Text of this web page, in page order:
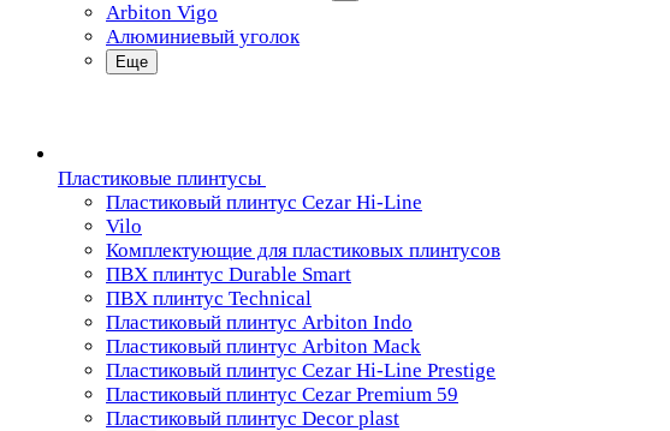
Arbiton Vigo
Алюминиевый уголок
Еще
Пластиковые плинтусы
Пластиковый плинтус Cezar Hi-Line
Vilo
Комплектующие для пластиковых плинтусов
ПВХ плинтус Durable Smart
ПВХ плинтус Technical
Пластиковый плинтус Arbiton Indo
Пластиковый плинтус Arbiton Mack
Пластиковый плинтус Cezar Hi-Line Prestige
Пластиковый плинтус Cezar Premium 59
Пластиковый плинтус Decor plast